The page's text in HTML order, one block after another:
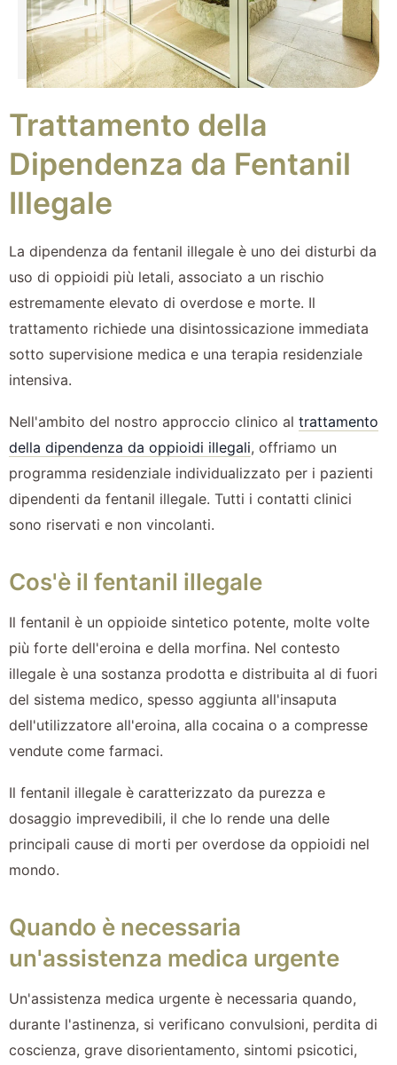
Trattamento della
Dipendenza da Fentanil
Illegale
La dipendenza da fentanil illegale è uno dei disturbi da
uso di oppioidi più letali, associato a un rischio
estremamente elevato di overdose e morte. Il
trattamento richiede una disintossicazione immediata
sotto supervisione medica e una terapia residenziale
intensiva.
Nell'ambito del nostro approccio clinico al trattamento
della dipendenza da oppioidi illegali, offriamo un
programma residenziale individualizzato per i pazienti
dipendenti da fentanil illegale. Tutti i contatti clinici
sono riservati e non vincolanti.
Cos'è il fentanil illegale
Il fentanil è un oppioide sintetico potente, molte volte
più forte dell'eroina e della morfina. Nel contesto
illegale è una sostanza prodotta e distribuita al di fuori
del sistema medico, spesso aggiunta all'insaputa
dell'utilizzatore all'eroina, alla cocaina o a compresse
vendute come farmaci.
Il fentanil illegale è caratterizzato da purezza e
dosaggio imprevedibili, il che lo rende una delle
principali cause di morti per overdose da oppioidi nel
mondo.
Quando è necessaria
un'assistenza medica urgente
Un'assistenza medica urgente è necessaria quando,
durante l'astinenza, si verificano convulsioni, perdita di
coscienza, grave disorientamento, sintomi psicotici,